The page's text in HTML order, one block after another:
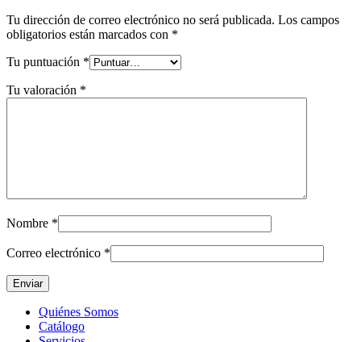
Tu dirección de correo electrónico no será publicada. Los campos
obligatorios están marcados con *
Tu puntuación *
Tu valoración *
Nombre *
Correo electrónico *
Quiénes Somos
Catálogo